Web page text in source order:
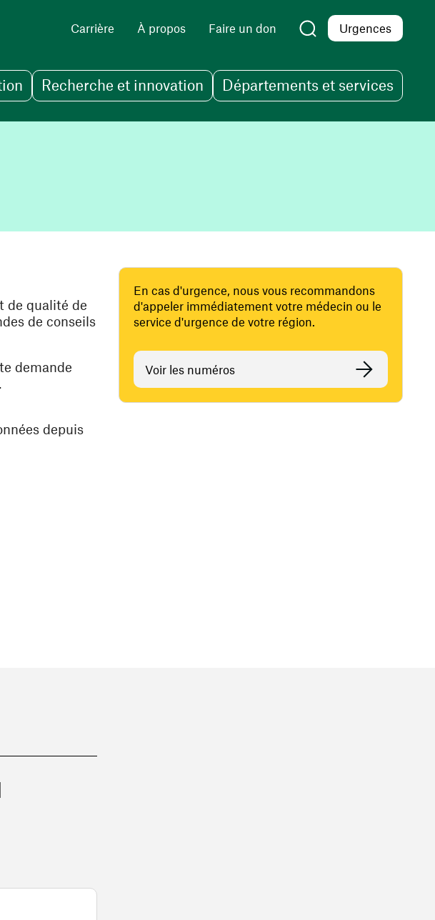
Carrière À propos Faire un don Urgences
Recherche et innovation Départements et services
de qualité de
de conseils
demande
depuis
En cas d'urgence, nous vous recommandons
d'appeler immédiatement votre médecin ou le
service d'urgence de votre région.
Voir les numéros